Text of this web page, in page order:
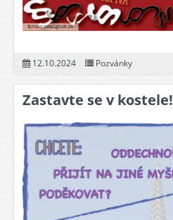
12.10.2024 Pozvánky
Zastavte se v kostele!